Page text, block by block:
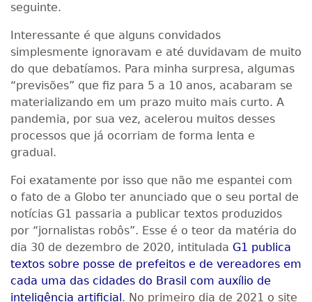
seguinte.
Interessante é que alguns convidados
simplesmente ignoravam e até duvidavam de muito
do que debatíamos. Para minha surpresa, algumas
“previsões” que fiz para 5 a 10 anos, acabaram se
materializando em um prazo muito mais curto. A
pandemia, por sua vez, acelerou muitos desses
processos que já ocorriam de forma lenta e
gradual.
Foi exatamente por isso que não me espantei com
o fato de a Globo ter anunciado que o seu portal de
notícias G1 passaria a publicar textos produzidos
por “jornalistas robôs”. Esse é o teor da matéria do
dia 30 de dezembro de 2020, intitulada G1 publica
textos sobre posse de prefeitos e de vereadores em
cada uma das cidades do Brasil com auxílio de
inteligência artificial. No primeiro dia de 2021 o site